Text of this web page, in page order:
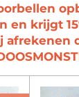
en krijgt
afrekenen